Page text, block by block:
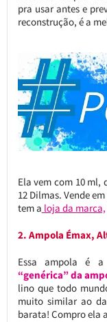
pra usar antes e
reconstrução, é a
Ela vem com 10 ml,
12 Dilmas. Vende
tem a loja da marca,
2. Ampola Émax,
Essa ampola é
“genérica” da
lino que todo
muito similar ao
barata! Compro ela